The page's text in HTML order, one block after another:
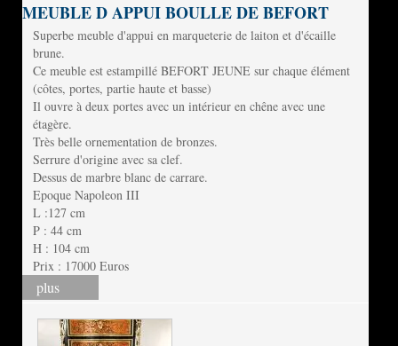
MEUBLE D APPUI BOULLE DE BEFORT
Superbe meuble d'appui en marqueterie de laiton et d'écaille
brune.
Ce meuble est estampillé BEFORT JEUNE sur chaque élément
(côtes, portes, partie haute et basse)
Il ouvre à deux portes avec un intérieur en chêne avec une
étagère.
Très belle ornementation de bronzes.
Serrure d'origine avec sa clef.
Dessus de marbre blanc de carrare.
Epoque Napoleon III
L :127 cm
P : 44 cm
H : 104 cm
Prix : 17000 Euros
plus